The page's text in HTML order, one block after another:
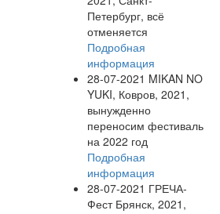
Петербург, всё
отменяется
Подробная
информация
28-07-2021 MIKAN NO
YUKI, Ковров, 2021,
вынужденно
переносим фестиваль
на 2022 год
Подробная
информация
28-07-2021 ГРЕЧА-
Фест Брянск, 2021,